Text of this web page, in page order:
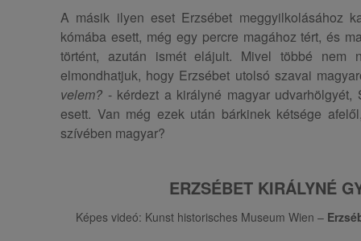
A másik ilyen eset Erzsébet meggyilkolásához
kómába esett, még egy percre magához tért, és
történt, azután ismét elájult. Mivel többé nem
elmondhatjuk, hogy Erzsébet utolsó szavai
velem? - kérdezt a királyné magyar udvarhölgyét,
esett. Van még ezek után bárkinek kétsége
szívében magyar?
ERZSÉBET KIRÁLYNÉ
Képes videó: Kunst historisches Museum Wien –